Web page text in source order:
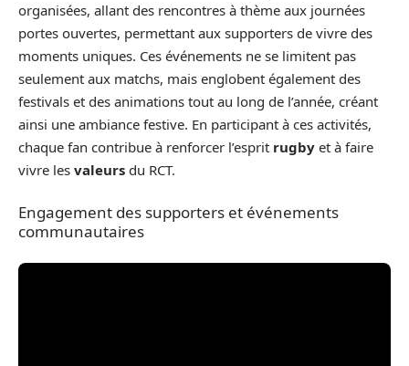
organisées, allant des rencontres à thème aux journées
portes ouvertes, permettant aux supporters de vivre des
moments uniques. Ces événements ne se limitent pas
seulement aux matchs, mais englobent également des
festivals et des animations tout au long de l’année, créant
ainsi une ambiance festive. En participant à ces activités,
chaque fan contribue à renforcer l’esprit rugby et à faire
vivre les valeurs du RCT.
Engagement des supporters et événements
communautaires